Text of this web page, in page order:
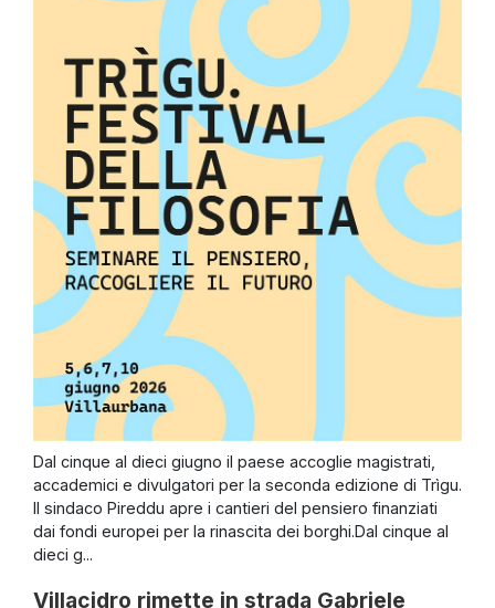
Dal cinque al dieci giugno il paese accoglie magistrati,
accademici e divulgatori per la seconda edizione di Trìgu.
Il sindaco Pireddu apre i cantieri del pensiero finanziati
dai fondi europei per la rinascita dei borghi.Dal cinque al
dieci g...
Villacidro rimette in strada Gabriele